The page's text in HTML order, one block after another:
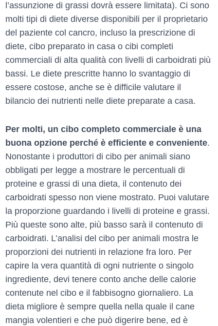
l’assunzione di grassi dovrà essere limitata). Ci sono
molti tipi di diete diverse disponibili per il proprietario
del paziente col cancro, incluso la prescrizione di
diete, cibo preparato in casa o cibi completi
commerciali di alta qualità con livelli di carboidrati più
bassi. Le diete prescritte hanno lo svantaggio di
essere costose, anche se è difficile valutare il
bilancio dei nutrienti nelle diete preparate a casa.
Per molti, un cibo completo commerciale è una
buona opzione perché è efficiente e conveniente.
Nonostante i produttori di cibo per animali siano
obbligati per legge a mostrare le percentuali di
proteine e grassi di una dieta, il contenuto dei
carboidrati spesso non viene mostrato. Puoi valutare
la proporzione guardando i livelli di proteine e grassi.
Più queste sono alte, più basso sarà il contenuto di
carboidrati. L’analisi del cibo per animali mostra le
proporzioni dei nutrienti in relazione fra loro. Per
capire la vera quantità di ogni nutriente o singolo
ingrediente, devi tenere conto anche delle calorie
contenute nel cibo e il fabbisogno giornaliero. La
dieta migliore è sempre quella nella quale il cane
mangia volentieri e che può digerire bene, ed è